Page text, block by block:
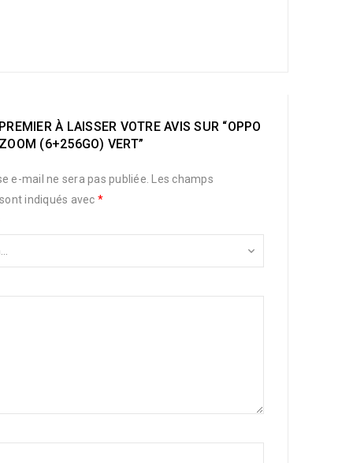
À LAISSER VOTRE AVIS SUR “OPPO
(6+256GO) VERT”
e-mail ne sera pas publiée.
Les champs
indiqués avec *